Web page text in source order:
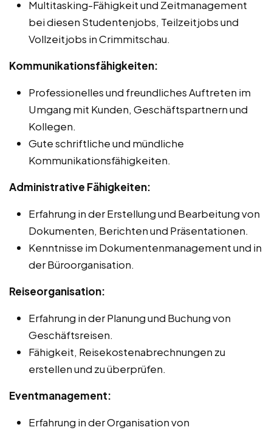
Multitasking-Fähigkeit und Zeitmanagement
bei diesen Studentenjobs, Teilzeitjobs und
Vollzeitjobs in Crimmitschau.
Kommunikationsfähigkeiten:
Professionelles und freundliches Auftreten im
Umgang mit Kunden, Geschäftspartnern und
Kollegen.
Gute schriftliche und mündliche
Kommunikationsfähigkeiten.
Administrative Fähigkeiten:
Erfahrung in der Erstellung und Bearbeitung von
Dokumenten, Berichten und Präsentationen.
Kenntnisse im Dokumentenmanagement und in
der Büroorganisation.
Reiseorganisation:
Erfahrung in der Planung und Buchung von
Geschäftsreisen.
Fähigkeit, Reisekostenabrechnungen zu
erstellen und zu überprüfen.
Eventmanagement:
Erfahrung in der Organisation von